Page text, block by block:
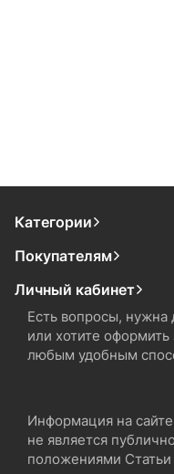
Категории
Покупателям
Личный кабинет
Есть вопросы,
или хотите оформить
любым удобным
Информация на
не является
положениями